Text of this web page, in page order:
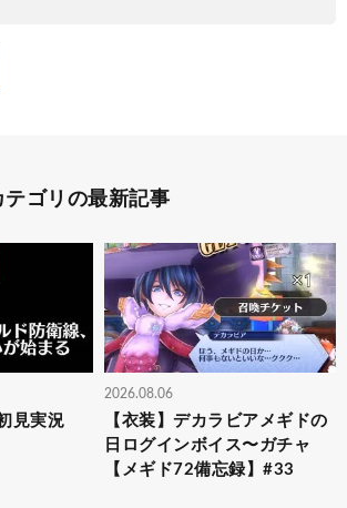
テゴリの最新記事
見実況
2026.08.06
【衣装】デカラビアメギドの
日ログインボイス〜ガチャ
【メギド72備忘録】#33